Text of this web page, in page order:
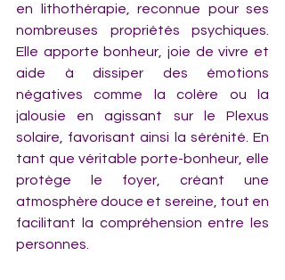
en lithothérapie, reconnue pour ses
nombreuses propriétés psychiques.
Elle apporte bonheur, joie de vivre et
aide à dissiper des émotions
négatives comme la colère ou la
jalousie en agissant sur le Plexus
solaire, favorisant ainsi la sérénité. En
tant que véritable porte-bonheur, elle
protège le foyer, créant une
atmosphère douce et sereine, tout en
facilitant la compréhension entre les
personnes.